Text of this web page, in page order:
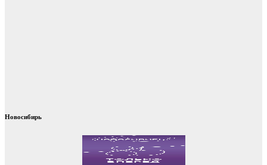
Новосибирь